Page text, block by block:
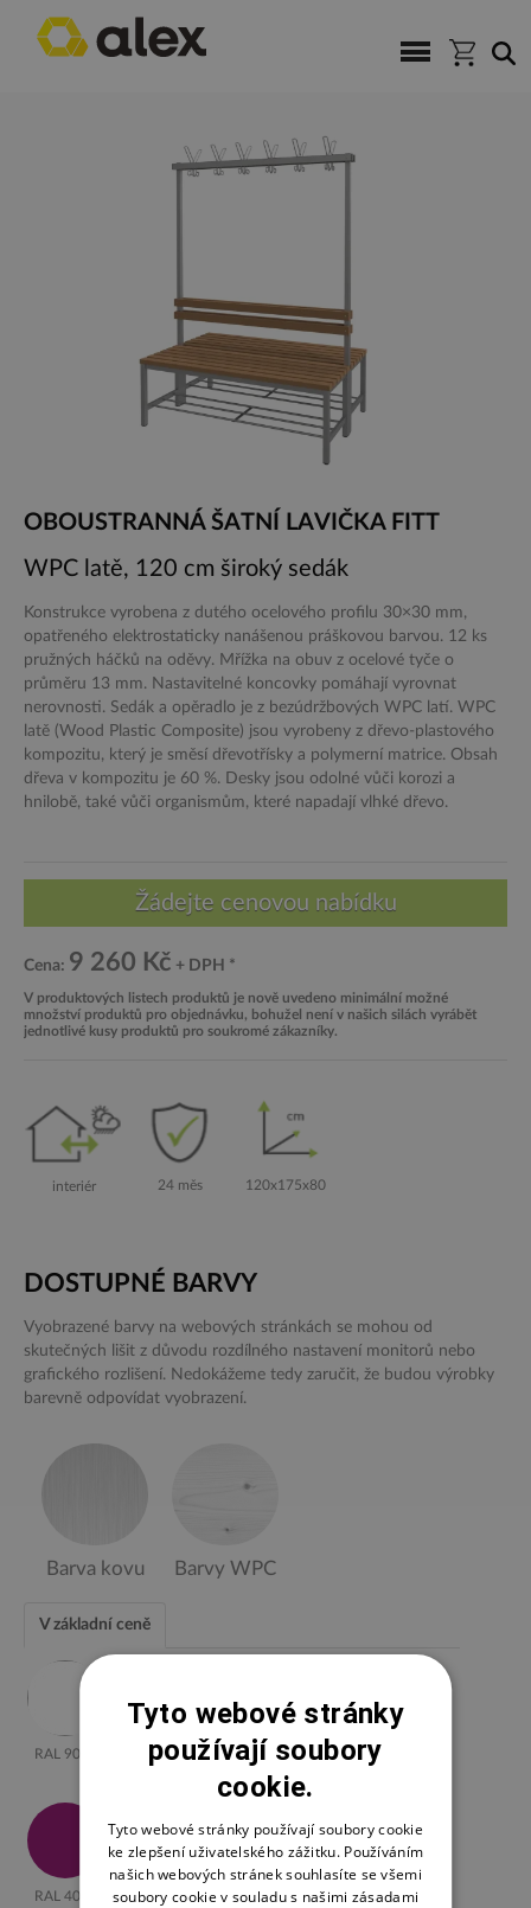
OBOUSTRANNÁ ŠATNÍ LAVIČKA FITT
WPC latě, 120 cm široký sedák
Konstrukce vyrobena z dutého ocelového profilu 30×30 mm,
opatřeného elektrostaticky nanášenou práškovou barvou. 12 ks
pružných háčků na oděvy. Mřížka na obuv z ocelové tyče o
průměru 13 mm. Nastavitelné koncovky pomáhají vyrovnat
nerovnosti. Sedák a opěradlo je z bezúdržbových WPC latí. WPC
latě (Wood Plastic Composite) jsou vyrobeny z dřevo-plastového
kompozitu, který je směsí dřevotřísky a polymerní matrice. Obsah
dřeva v kompozitu je 60 %. Desky jsou odolné vůči korozi a
hnilobě, také vůči organismům, které napadají vlhké dřevo.
Cena: 9 260 Kč + DPH *
V produktových listech produktů je nově uvedeno minimální možné
množství produktů pro objednávku, bohužel není v našich silách vyrábět
jednotlivé kusy produktů pro soukromé zákazníky.
interiér 24 měs 120x175x80
DOSTUPNÉ BARVY
Vyobrazené barvy na webových stránkách se mohou od
skutečných lišit z důvodu rozdílného nastavení monitorů nebo
grafického rozlišení. Nedokážeme tedy zaručit, že budou výrobky
barevně odpovídat vyobrazení.
Barva kovu Barvy WPC
V základní ceně
RAL 9010 RAL 1015 RAL 1021 RAL 2004 RAL 3020
RAL 4006 RAL 6018 RAL 5021 RAL 5019 RAL 7035
Tyto webové stránky
používají soubory
cookie.
Tyto webové stránky používají soubory cookie
ke zlepšení uživatelského zážitku. Používáním
našich webových stránek souhlasíte se všemi
soubory cookie v souladu s našimi zásadami